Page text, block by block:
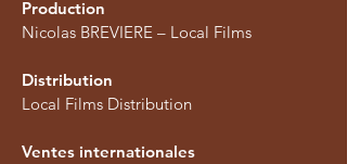
Production
Nicolas BREVIERE – Local Films
Distribution
Local Films Distribution
Ventes internationales